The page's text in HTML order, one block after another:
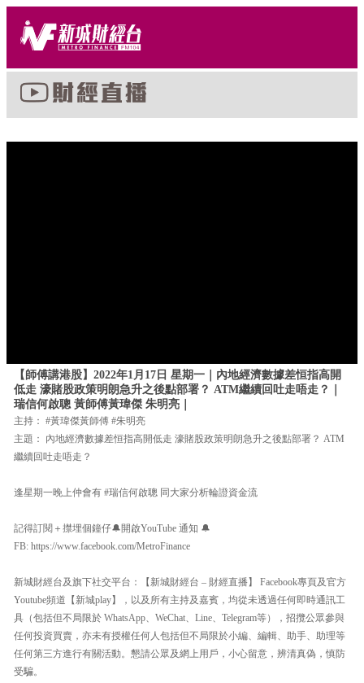
【師傅講港股】2022年1月17日 星期一｜內地經濟數據差恒指高開
低走 濠賭股政策明朗急升之後點部署？ ATM繼續回吐走唔走？｜
瑞信何啟聰 黃師傅黃瑋傑 朱明亮｜
主持： #黃瑋傑黃師傅 #朱明亮
主題： 內地經濟數據差恒指高開低走 濠賭股政策明朗急升之後點部署？ ATM
繼續回吐走唔走？
逢星期一晚上仲會有 #瑞信何啟聰 同大家分析輪證資金流
記得訂閱＋㩒埋個鐘仔🔔開啟YouTube 通知 🔔
FB: https://www.facebook.com/MetroFinance
新城財經台及旗下社交平台：【新城財經台 – 財經直播】 Facebook專頁及官方
Youtube頻道【新城play】，以及所有主持及嘉賓，均從未透過任何即時通訊工
具（包括但不局限於 WhatsApp、WeChat、Line、Telegram等），招攬公眾參與
任何投資買賣，亦未有授權任何人包括但不局限於小編、編輯、助手、助理等
任何第三方進行有關活動。懇請公眾及網上用戶，小心留意，辨清真偽，慎防
受騙。